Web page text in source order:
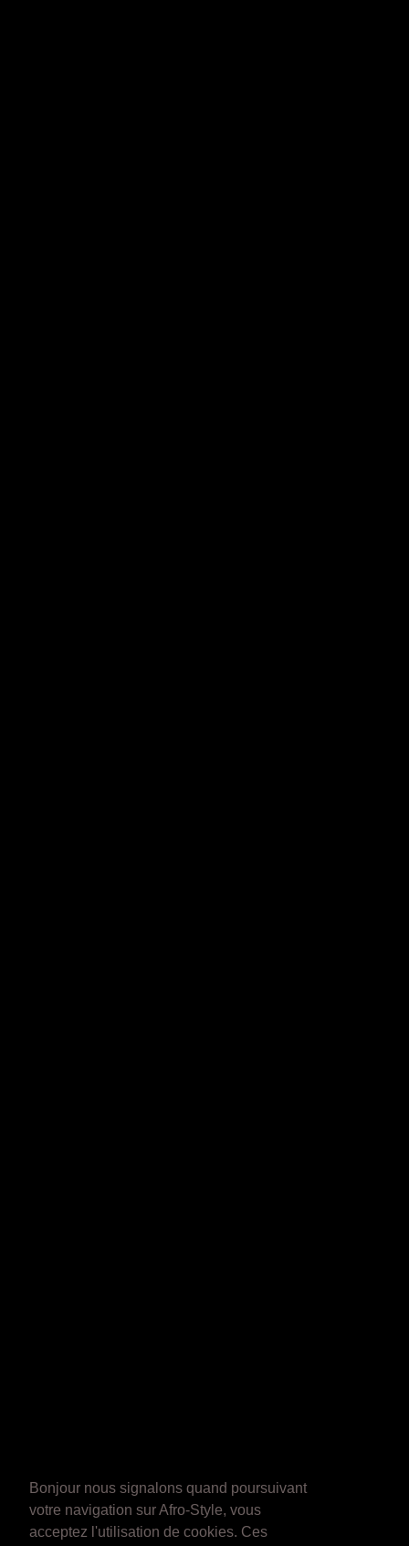
Bonjour nous signalons quand poursuivant
votre navigation sur Afro-Style, vous
acceptez l'utilisation de cookies. Ces